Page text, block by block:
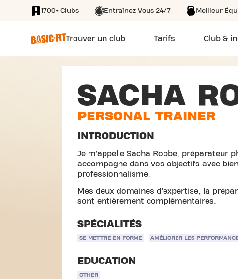
SKIP TO MAIN CONTENT
1700+ Clubs Entraînez Vous 24/7 Meilleur
Trouver un club Tarifs Club &
SACHA
PERSONAL TRAINER
INTRODUCTION
Je m’appelle Sacha Robbe, préparateur
accompagne dans vos objectifs avec
professionnalisme.
Mes deux domaines d’expertise, la
sont entièrement complémentaires.
SPÉCIALITÉS
SE METTRE EN FORME AMÉLIORER LES
EDUCATION
OTHER